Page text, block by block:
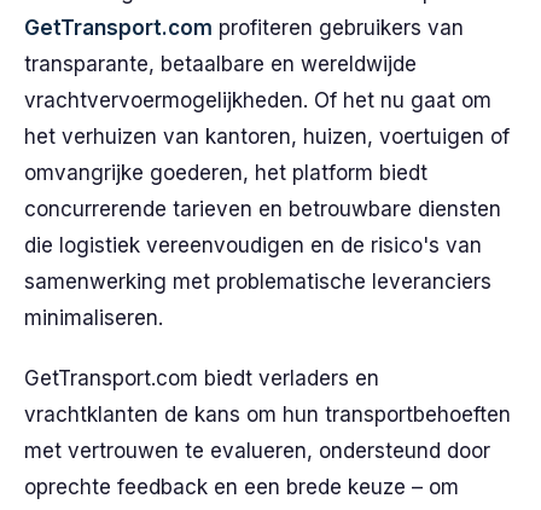
GetTransport.com profiteren gebruikers van
transparante, betaalbare en wereldwijde
vrachtvervoermogelijkheden. Of het nu gaat om
het verhuizen van kantoren, huizen, voertuigen of
omvangrijke goederen, het platform biedt
concurrerende tarieven en betrouwbare diensten
die logistiek vereenvoudigen en de risico's van
samenwerking met problematische leveranciers
minimaliseren.
GetTransport.com biedt verladers en
vrachtklanten de kans om hun transportbehoeften
met vertrouwen te evalueren, ondersteund door
oprechte feedback en een brede keuze – om